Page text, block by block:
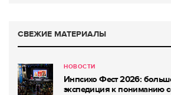
СВЕЖИЕ МАТЕРИАЛЫ
НОВОСТИ
Инпсихо Фест 2026:
экспедиция к пониманию